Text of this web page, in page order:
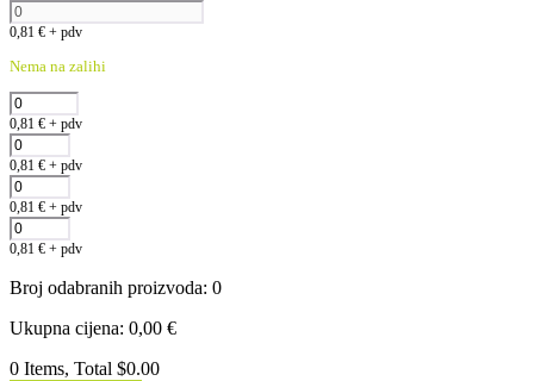
0,81 € + pdv
Nema na zalihi
0,81 € + pdv
0,81 € + pdv
0,81 € + pdv
0,81 € + pdv
Broj odabranih proizvoda: 0
Ukupna cijena: 0,00 €
0 Items, Total $0.00